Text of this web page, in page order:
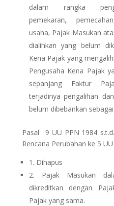
dalam rangka
pemekaran,
usaha, Pajak Masukan
dialihkan yang belum
Kena Pajak yang
Pengusaha Kena Pajak
sepanjang Faktur
terjadinya pengalihan
belum dibebankan
Pasal 9 UU PPN 1984
Rencana Perubahan ke 5
1. Dihapus
2. Pajak Masukan
dikreditkan dengan
Pajak yang sama.